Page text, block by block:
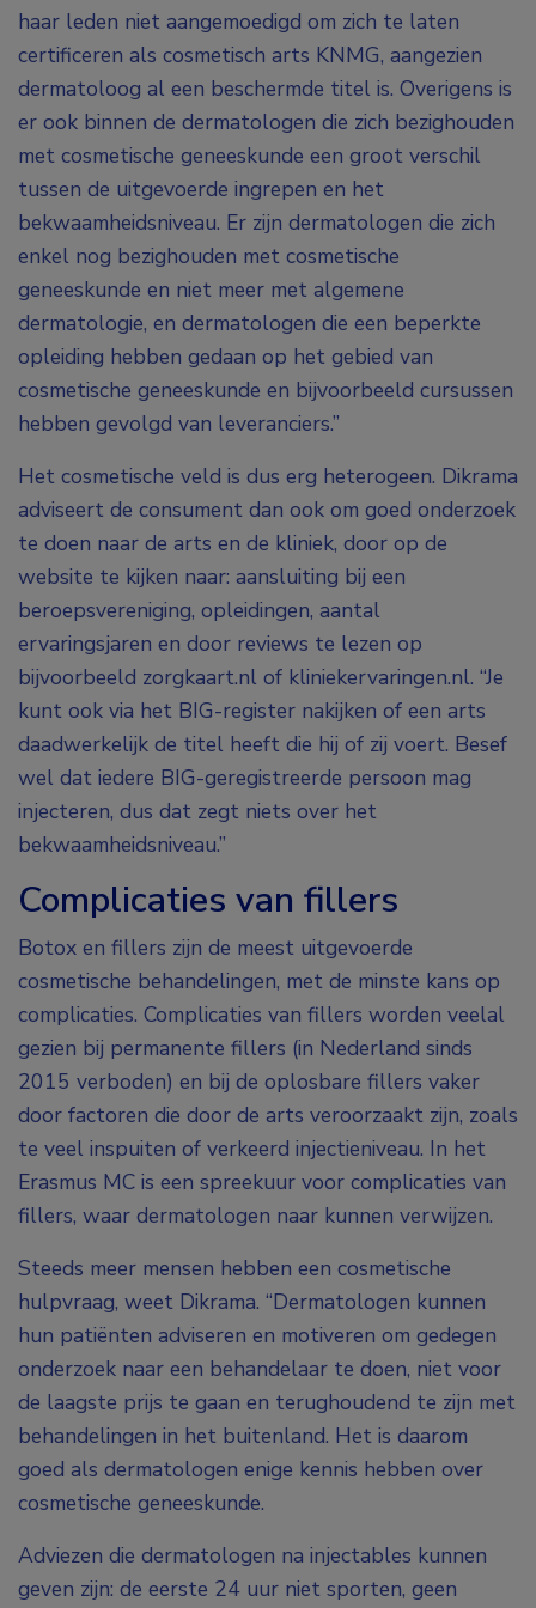
haar leden niet aangemoedigd om zich te laten
certificeren als cosmetisch arts KNMG, aangezien
dermatoloog al een beschermde titel is. Overigens is
er ook binnen de dermatologen die zich bezighouden
met cosmetische geneeskunde een groot verschil
tussen de uitgevoerde ingrepen en het
bekwaamheidsniveau. Er zijn dermatologen die zich
enkel nog bezighouden met cosmetische
geneeskunde en niet meer met algemene
dermatologie, en dermatologen die een beperkte
opleiding hebben gedaan op het gebied van
cosmetische geneeskunde en bijvoorbeeld cursussen
hebben gevolgd van leveranciers.”
Het cosmetische veld is dus erg heterogeen. Dikrama
adviseert de consument dan ook om goed onderzoek
te doen naar de arts en de kliniek, door op de
website te kijken naar: aansluiting bij een
beroepsvereniging, opleidingen, aantal
ervaringsjaren en door reviews te lezen op
bijvoorbeeld zorgkaart.nl of kliniekervaringen.nl. “Je
kunt ook via het BIG-register nakijken of een arts
daadwerkelijk de titel heeft die hij of zij voert. Besef
wel dat iedere BIG-geregistreerde persoon mag
injecteren, dus dat zegt niets over het
bekwaamheidsniveau.”
Complicaties van fillers
Botox en fillers zijn de meest uitgevoerde
cosmetische behandelingen, met de minste kans op
complicaties. Complicaties van fillers worden veelal
gezien bij permanente fillers (in Nederland sinds
2015 verboden) en bij de oplosbare fillers vaker
door factoren die door de arts veroorzaakt zijn, zoals
te veel inspuiten of verkeerd injectieniveau. In het
Erasmus MC is een spreekuur voor complicaties van
fillers, waar dermatologen naar kunnen verwijzen.
Steeds meer mensen hebben een cosmetische
hulpvraag, weet Dikrama. “Dermatologen kunnen
hun patiënten adviseren en motiveren om gedegen
onderzoek naar een behandelaar te doen, niet voor
de laagste prijs te gaan en terughoudend te zijn met
behandelingen in het buitenland. Het is daarom
goed als dermatologen enige kennis hebben over
cosmetische geneeskunde.
Adviezen die dermatologen na injectables kunnen
geven zijn: de eerste 24 uur niet sporten, geen